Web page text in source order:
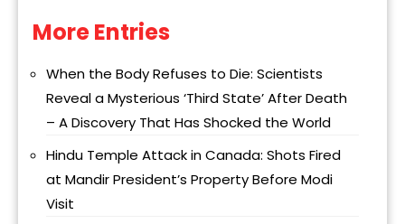
Alternative:
More Entries
When the Body Refuses to Die: Scientists
Reveal a Mysterious ‘Third State’ After Death
– A Discovery That Has Shocked the World
Hindu Temple Attack in Canada: Shots Fired
at Mandir President’s Property Before Modi
Visit